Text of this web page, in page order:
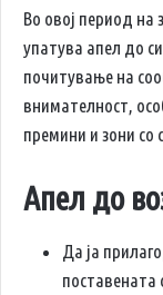
Во овој период на
упатува апел до
почитување на
внимателност,
премини и зони со
Апел до
Да ја
поставената